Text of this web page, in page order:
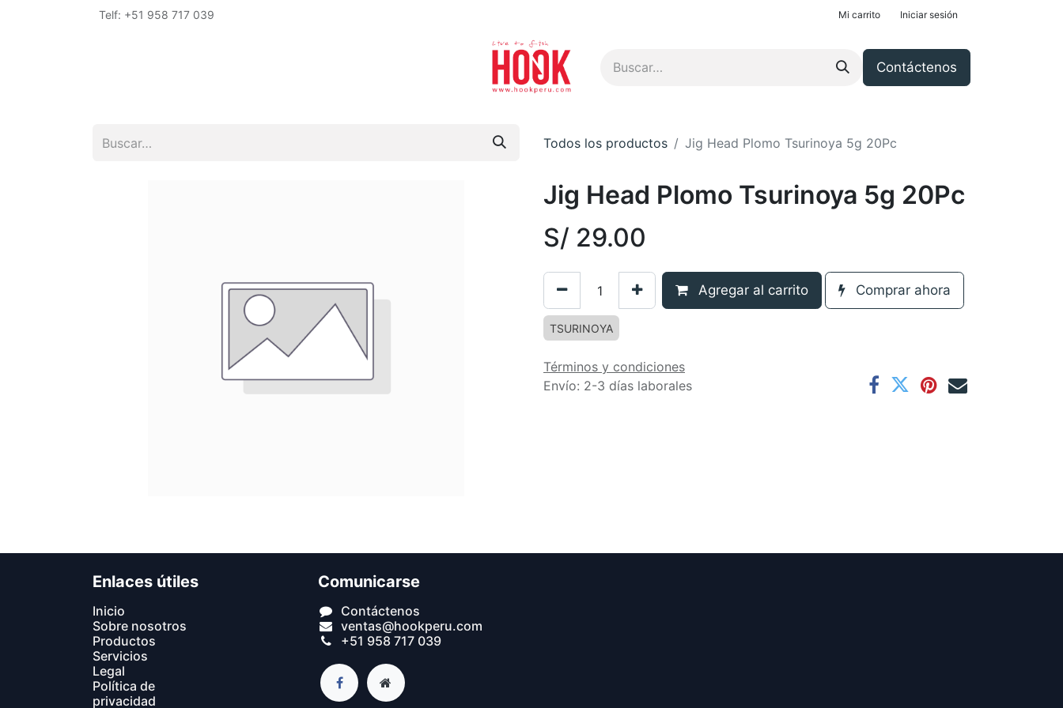
Telf: +51 958 717 039 Mi carrito Iniciar sesión
Contáctenos
Todos los productos Jig Head Plomo Tsurinoya 5g 20Pc
Jig Head Plomo Tsurinoya 5g 20Pc
S/ 29.00
Agregar al carrito Comprar ahora
TSURINOYA
Términos y condiciones
Envío: 2-3 días laborales
Enlaces útiles
In​icio​
Sobre nosotros
Productos
Servicios
Legal
Política de
privacidad
Comunicarse
Contáctenos
ventas@hookperu.com
+51 9​58 717 039